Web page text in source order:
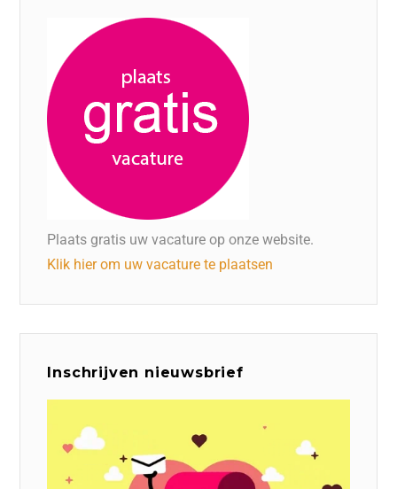
Plaats gratis uw vacature op onze website.
Klik hier om uw vacature te plaatsen
Inschrijven nieuwsbrief